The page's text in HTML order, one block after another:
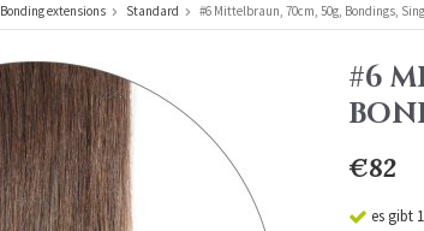
Bonding extensions Standard #6 Mittelbraun, 70cm, 50g, Bondings,
#6
€82
es gibt